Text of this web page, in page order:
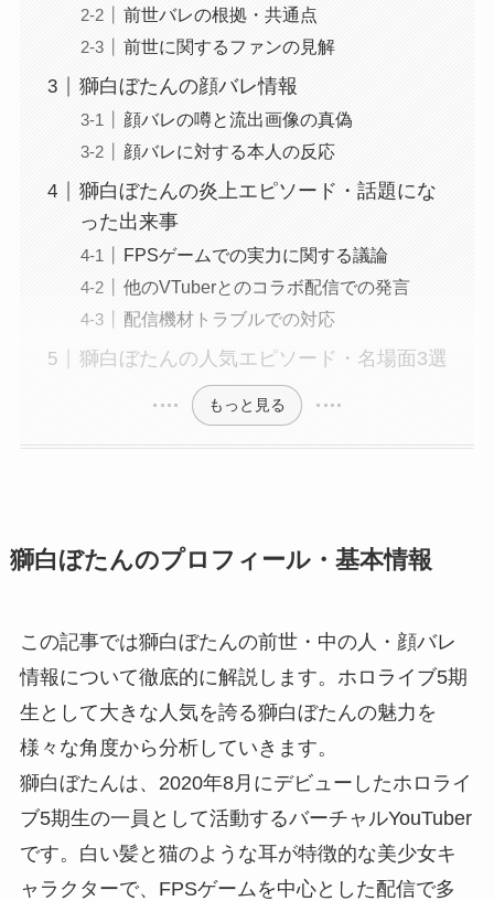
前世バレの根拠・共通点
前世に関するファンの見解
獅白ぼたんの顔バレ情報
顔バレの噂と流出画像の真偽
顔バレに対する本人の反応
獅白ぼたんの炎上エピソード・話題にな
った出来事
FPSゲームでの実力に関する議論
他のVTuberとのコラボ配信での発言
配信機材トラブルでの対応
獅白ぼたんの人気エピソード・名場面3選
もっと見る
獅白ぼたんのプロフィール・基本情報
この記事では獅白ぼたんの前世・中の人・顔バレ
情報について徹底的に解説します。ホロライブ5期
生として大きな人気を誇る獅白ぼたんの魅力を
様々な角度から分析していきます。
獅白ぼたんは、2020年8月にデビューしたホロライ
ブ5期生の一員として活動するバーチャルYouTuber
です。白い髪と猫のような耳が特徴的な美少女キ
ャラクターで、FPSゲームを中心とした配信で多